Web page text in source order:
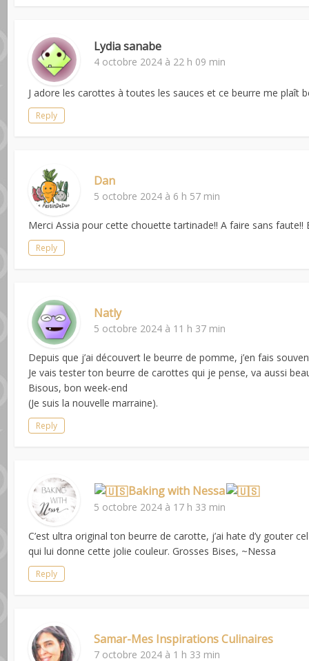
Lydia sanabe
4 octobre 2024 à 22 h 09 min
J adore les carottes à toutes les sauces et ce beurre me plaît
Reply
Dan
5 octobre 2024 à 6 h 57 min
Merci Assia pour cette chouette tartinade!! A faire sans faute!!
Reply
Natly
5 octobre 2024 à 11 h 37 min
Depuis que j’ai découvert le beurre de pomme, j’en fais
Je vais tester ton beurre de carottes qui je pense, va aussi
Bisous, bon week-end
(Je suis la nouvelle marraine).
Reply
Baking with Nessa
5 octobre 2024 à 17 h 33 min
C’est ultra original ton beurre de carotte, j’ai hate d’y gouter
qui lui donne cette jolie couleur. Grosses Bises, ~Nessa
Reply
Samar-Mes Inspirations Culinaires
7 octobre 2024 à 1 h 33 min